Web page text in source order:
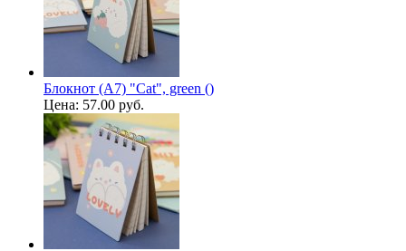
Блокнот (А7) "Cat", green ()
Цена: 57.00 руб.